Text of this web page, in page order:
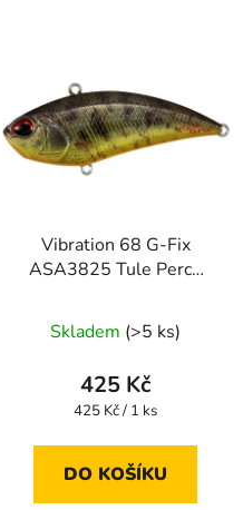
Vibration 68 G-Fix
ASA3825 Tule Perch
Skladem (>5 ks)
425 Kč
Měrná
425 Kč / 1 ks
DO KOŠÍKU